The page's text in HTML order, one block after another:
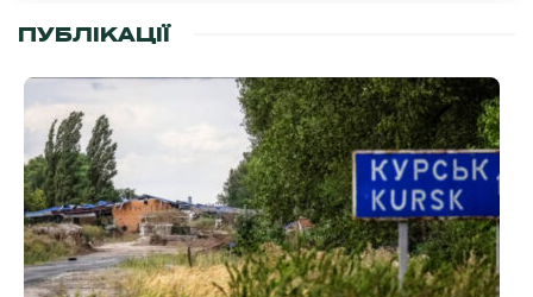
ПУБЛІКАЦІЇ